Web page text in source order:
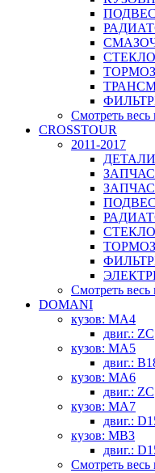
Смотреть весь
CROSSTOUR
2011-2017
Смотреть весь
DOMANI
кузов: MA4
двиг.: ZC
кузов: MA5
двиг.:
кузов: MA6
двиг.: ZC
кузов: MA7
двиг.:
кузов: MB3
двиг.:
Смотреть весь